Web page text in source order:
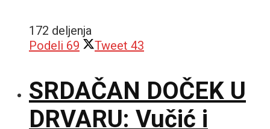
172 deljenja
Podeli 69 Tweet 43
SRDAČAN DOČEK U
DRVARU: Vučić i